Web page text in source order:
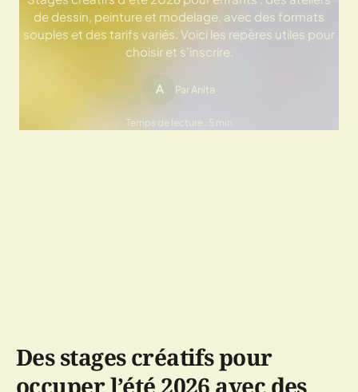
de dessin, peinture et modelage, avec des formats
souples et des tarifs variés. Voici les repères utiles pour
choisir et s’inscrire.
A Par Anita
Temps de lecture : 5 min
Des stages créatifs pour
occuper l’été 2026 avec des